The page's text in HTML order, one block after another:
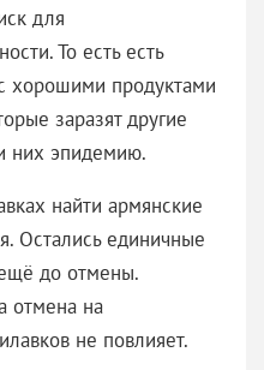
для
То есть есть
хорошими продуктами
заразят другие
них эпидемию.
найти армянские
Остались единичные
до отмены.
отмена на
не повлияет.